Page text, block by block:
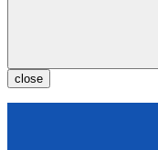
close